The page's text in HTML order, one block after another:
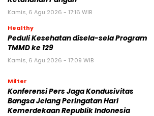
Kamis, 6 Agu 2026 - 17:16 WIB
Healthy
Peduli Kesehatan disela-sela Program
TMMD ke 129
Kamis, 6 Agu 2026 - 17:09 WIB
Milter
Konferensi Pers Jaga Kondusivitas
Bangsa Jelang Peringatan Hari
Kemerdekaan Republik Indonesia